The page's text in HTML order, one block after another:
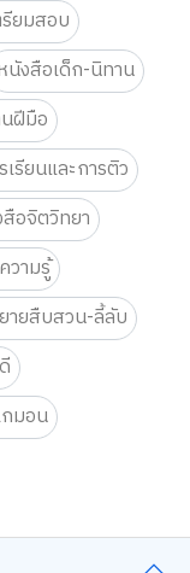
ยมสอบ
นังสือเด็ก-นิทาน
ฝีมือ
เรียนและการติว
อจิตวิทยา
วามรู้
ายสืบสวน-ลี้ลับ
กมอน